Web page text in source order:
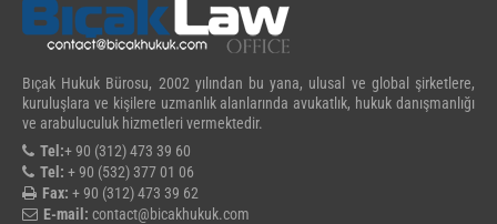
Bıçak Hukuk Bürosu, 2002 yılından bu yana, ulusal ve global şirketlere,
kuruluşlara ve kişilere uzmanlık alanlarında avukatlık, hukuk danışmanlığı
ve arabuluculuk hizmetleri vermektedir.
Tel:+ 90 (312) 473 39 60
Tel: + 90 (532) 377 01 06
Fax: + 90 (312) 473 39 62
E-mail: contact@bicakhukuk.com